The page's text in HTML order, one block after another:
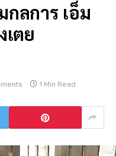
กลการ เอ็ม
เตย
1 Min Read